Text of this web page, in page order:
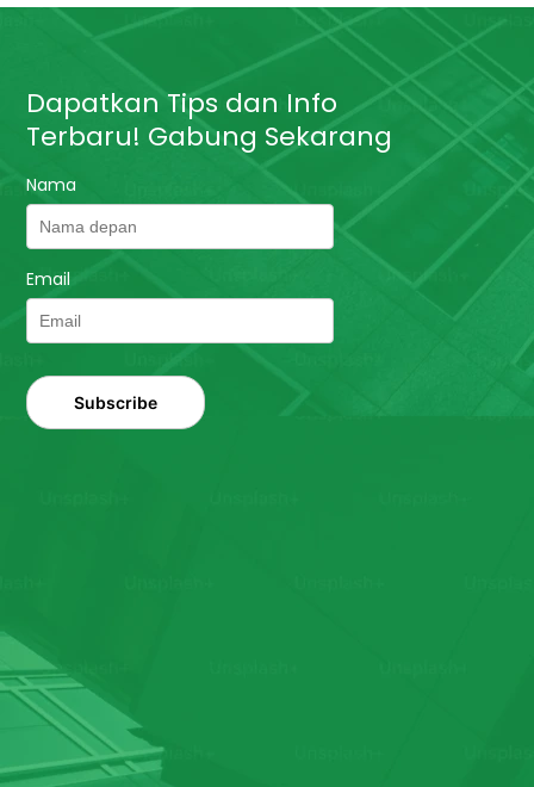
Dapatkan Tips dan Info
Terbaru! Gabung Sekarang
Nama
Email
Subscribe